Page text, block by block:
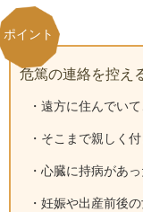
危篤の連絡を控え
・遠方に住んでい
・そこまで親しく
・心臓に持病があ
・妊娠や出産前後